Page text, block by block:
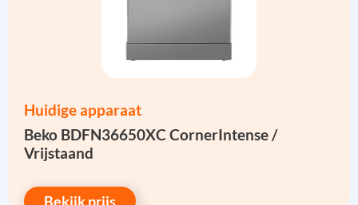
Huidige apparaat
Beko BDFN36650XC CornerIntense /
Vrijstaand
Bekijk prijs